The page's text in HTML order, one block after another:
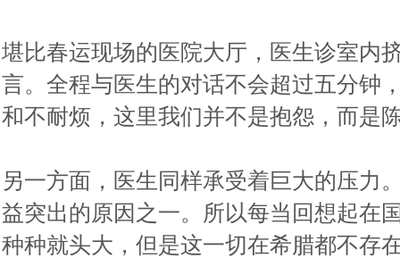
堪比春运现场的医院大厅，医生诊室内
言。全程与医生的对话不会超过五分钟
和不耐烦，这里我们并不是抱怨，而是
另一方面，医生同样承受着巨大的压力
益突出的原因之一。所以每当回想起在
种种就头大，但是这一切在希腊都不存